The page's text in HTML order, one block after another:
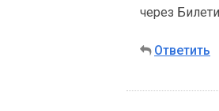
через
Ответить